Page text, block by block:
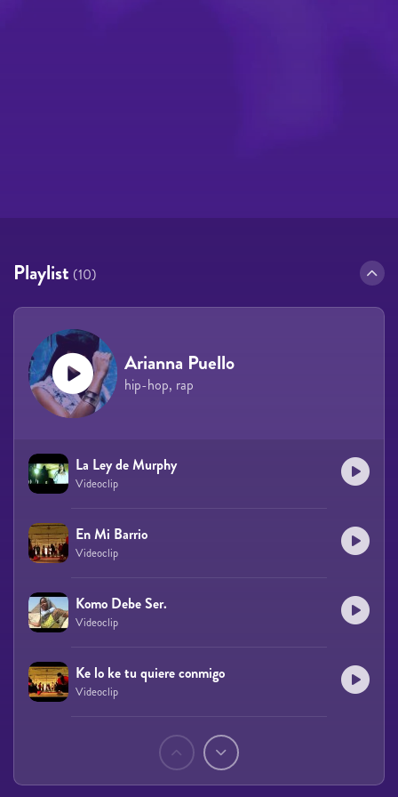
Playlist (10)
Arianna Puello
hip-hop, rap
La Ley de Murphy
Videoclip
En Mi Barrio
Videoclip
Komo Debe Ser.
Videoclip
Ke lo ke tu quiere conmigo
Videoclip